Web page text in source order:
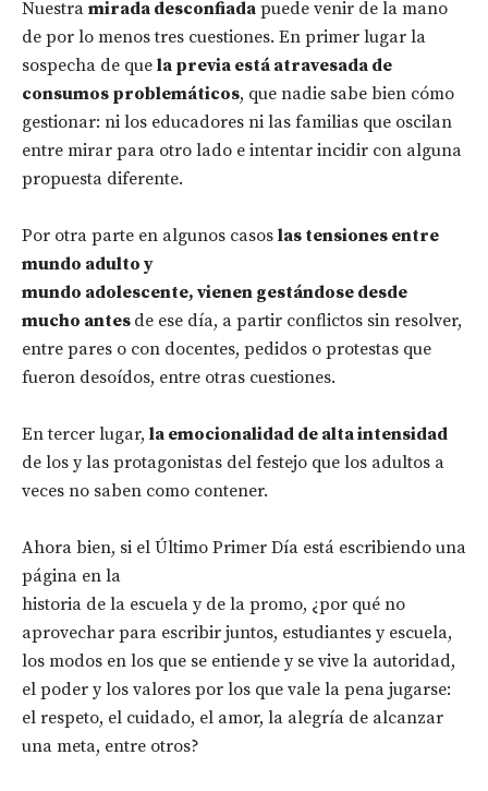
Nuestra mirada desconfiada puede venir de la mano
de por lo menos tres cuestiones. En primer lugar la
sospecha de que la previa está atravesada de
consumos problemáticos, que nadie sabe bien cómo
gestionar: ni los educadores ni las familias que oscilan
entre mirar para otro lado e intentar incidir con alguna
propuesta diferente.
Por otra parte en algunos casos las tensiones entre
mundo adulto y
mundo adolescente, vienen gestándose desde
mucho antes de ese día, a partir conflictos sin resolver,
entre pares o con docentes, pedidos o protestas que
fueron desoídos, entre otras cuestiones.
En tercer lugar, la emocionalidad de alta intensidad
de los y las protagonistas del festejo que los adultos a
veces no saben como contener.
Ahora bien, si el Último Primer Día está escribiendo una
página en la
historia de la escuela y de la promo, ¿por qué no
aprovechar para escribir juntos, estudiantes y escuela,
los modos en los que se entiende y se vive la autoridad,
el poder y los valores por los que vale la pena jugarse:
el respeto, el cuidado, el amor, la alegría de alcanzar
una meta, entre otros?